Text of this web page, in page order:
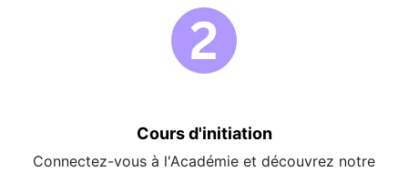
Cours d'initiation
Connectez-vous à l'Académie et découvrez notre